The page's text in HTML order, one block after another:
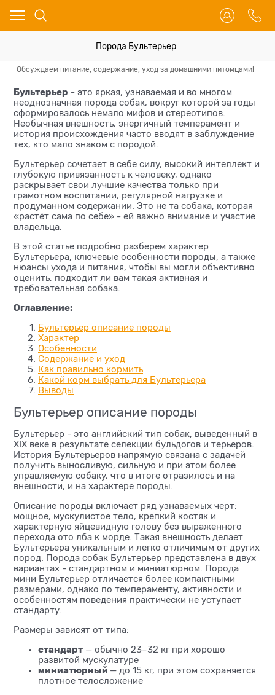
Порода Бультерьер
Обсуждаем питание, содержание, уход за домашними питомцами!
Бультерьер - это яркая, узнаваемая и во многом
неоднозначная порода собак, вокруг которой за годы
сформировалось немало мифов и стереотипов.
Необычная внешность, энергичный темперамент и
история происхождения часто вводят в заблуждение
тех, кто мало знаком с породой.
Бультерьер сочетает в себе силу, высокий интеллект и
глубокую привязанность к человеку, однако
раскрывает свои лучшие качества только при
грамотном воспитании, регулярной нагрузке и
продуманном содержании. Это не та собака, которая
«растёт сама по себе» - ей важно внимание и участие
владельца.
В этой статье подробно разберем характер
Бультерьера, ключевые особенности породы, а также
нюансы ухода и питания, чтобы вы могли объективно
оценить, подходит ли вам такая активная и
требовательная собака.
Оглавление:
Бультерьер описание породы
Характер
Особенности
Содержание и уход
Как правильно кормить
Какой корм выбрать для Бультерьера
Выводы
Бультерьер описание породы
Бультерьер - это английский тип собак, выведенный в
XIX веке в результате селекции бульдогов и терьеров.
История Бультерьеров напрямую связана с задачей
получить выносливую, сильную и при этом более
управляемую собаку, что в итоге отразилось и на
внешности, и на характере породы.
Описание породы включает ряд узнаваемых черт:
мощное, мускулистое тело, крепкий костяк и
характерную яйцевидную голову без выраженного
перехода ото лба к морде. Такая внешность делает
Бультерьера уникальным и легко отличимым от других
пород. Порода собак Бультерьер представлена в двух
вариантах - стандартном и миниатюрном. Порода
мини Бультерьер отличается более компактными
размерами, однако по темпераменту, активности и
особенностям поведения практически не уступает
стандарту.
Размеры зависят от типа:
стандарт — обычно 23–32 кг при хорошо
развитой мускулатуре
миниатюрный — до 15 кг, при этом сохраняется
плотное телосложение